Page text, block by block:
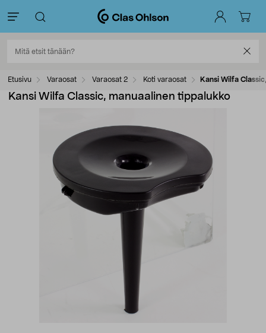
Etusivu Varaosat Varaosat 2 Koti varaosat Kansi Wilfa
Kansi Wilfa Classic, manuaalinen tippalukko